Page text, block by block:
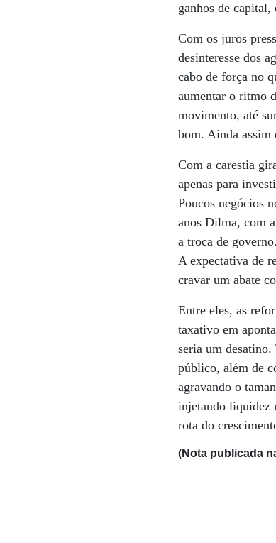
ganhos de
Com os juros
desinteresse dos
cabo de força no
aumentar o ritmo
movimento, até
bom. Ainda assim
Com a carestia
apenas para
Poucos negócios
anos Dilma, com
a troca de
A expectativa de
cravar um abate
Entre eles, as
taxativo em
seria um
público, além de
agravando o
injetando liquidez
rota do
(Nota publicada